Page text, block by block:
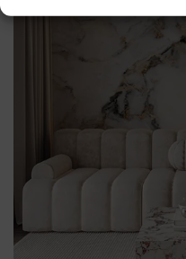
indywidualnego charakteru